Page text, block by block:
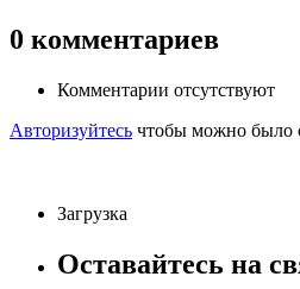
0 комментариев
Комментарии отсутствуют
Авторизуйтесь чтобы можно было
Загрузка
Оставайтесь на